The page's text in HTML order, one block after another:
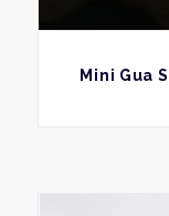
BEKIJK
Mini Gua